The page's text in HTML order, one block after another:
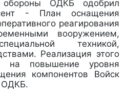
обороны ОДКБ одобрил
- План оснащения
реагирования
вооружением,
техникой,
Реализация этого
на повышение уровня
компонентов Войск
ОДКБ.